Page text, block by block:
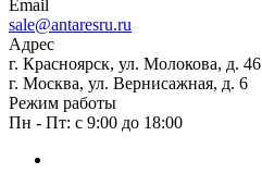
Email
sale@antaresru.ru
Адрес
г. Красноярск, ул. Молокова, д. 46
г. Москва, ул. Вернисажная, д. 6
Режим работы
Пн - Пт: с 9:00 до 18:00